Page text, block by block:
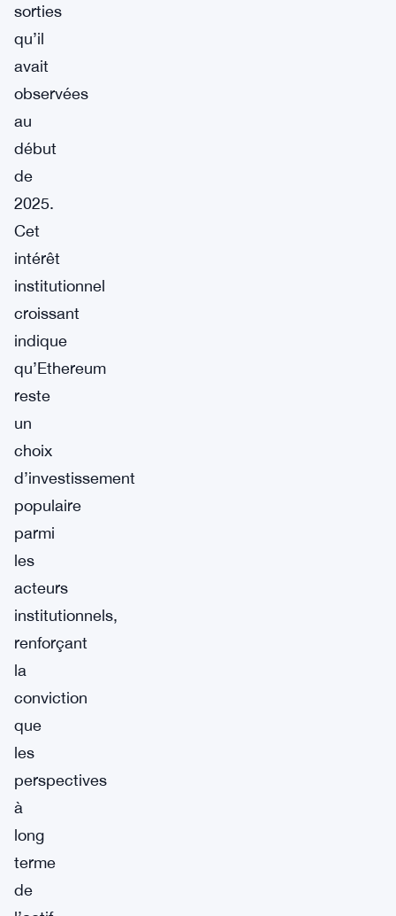
sorties
qu’il
avait
observées
au
début
de
2025.
Cet
intérêt
institutionnel
croissant
indique
qu’Ethereum
reste
un
choix
d’investissement
populaire
parmi
les
acteurs
institutionnels,
renforçant
la
conviction
que
les
perspectives
à
long
terme
de